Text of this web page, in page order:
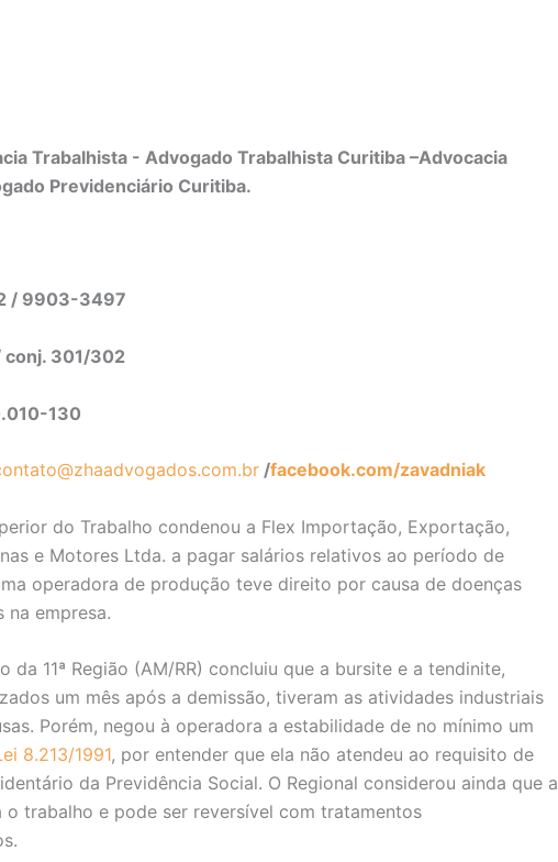
Trabalhista - Advogado Trabalhista Curitiba –Advocacia
Previdenciário Curitiba.
/ 9903-3497
conj. 301/302
130
/facebook.com/zavadniak
do Trabalho condenou a Flex Importação, Exportação,
e Motores Ltda. a pagar salários relativos ao período de
operadora de produção teve direito por causa de doenças
na empresa.
da 11ª Região (AM/RR) concluiu que a bursite e a tendinite,
um mês após a demissão, tiveram as atividades industriais
Porém, negou à operadora a estabilidade de no mínimo um
8.213/1991, por entender que ela não atendeu ao requisito de
da Previdência Social. O Regional considerou ainda que a
trabalho e pode ser reversível com tratamentos